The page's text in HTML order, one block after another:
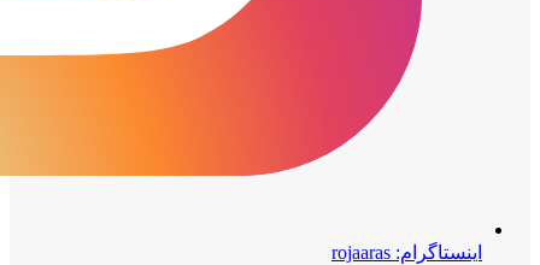
اینستاگرام: rojaaras